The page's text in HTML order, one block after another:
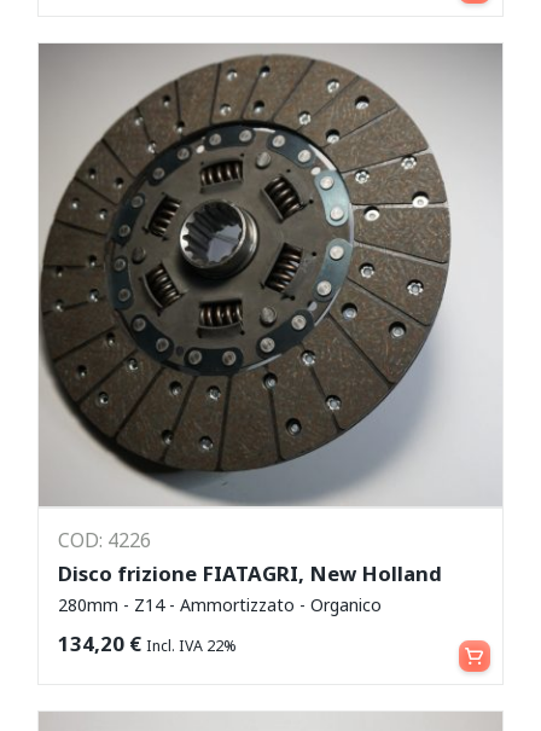
COD: 4226
Disco frizione FIATAGRI, New Holland
280mm - Z14 - Ammortizzato - Organico
134,20 € Incl. IVA 22% Aggiungi al carrello